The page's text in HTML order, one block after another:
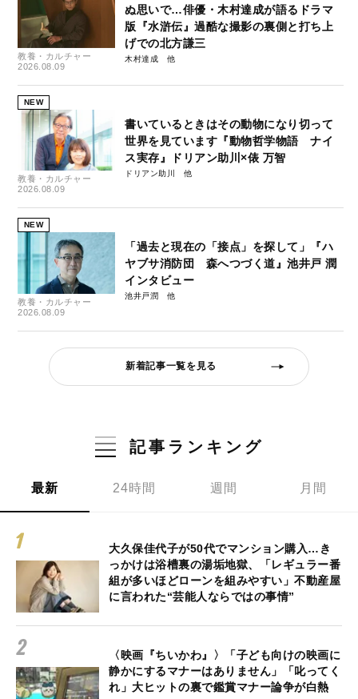
教養・カルチャー
2026.08.09
ぬ思いで…俳優・木村達成が語るドラマ
版『水滸伝』過酷な撮影の裏側と打ち上
げでの北方謙三
木村達成
NEW
教養・カルチャー
2026.08.09
書いているときはその動物になり切って
世界を見ています『動物哲学物語 ナイ
ス実存』ドリアン助川×俵 万智
ドリアン助川
NEW
教養・カルチャー
2026.08.09
「過去と現在の「接点」を探して」『ハ
ヤブサ消防団 森へつづく道』池井戸 潤
インタビュー
池井戸潤
新着記事一覧を見る
記事ランキング
最新 24時間 週間 月間
大久保佳代子が50代でマンション購入…き
っかけは浴槽裏の湯垢地獄、「レギュラー番
組が多いほどローンを組みやすい」不動産屋
に言われた“芸能人ならではの事情”
〈映画『ちいかわ』〉「子ども向けの映画に
静かにするマナーはありません」「叱ってく
れ」大ヒットの裏で鑑賞マナー論争が白熱